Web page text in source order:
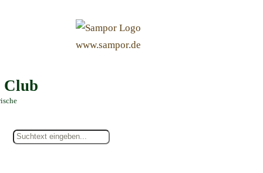
Club
www.sampor.de